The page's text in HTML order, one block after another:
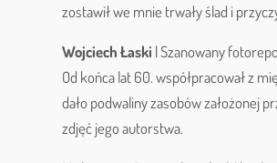
zostawił we mnie trwały ślad i
Wojciech Łaski | Szanowany
Od końca lat 60. współpracował z
dało podwaliny zasobów założonej
zdjęć jego autorstwa.